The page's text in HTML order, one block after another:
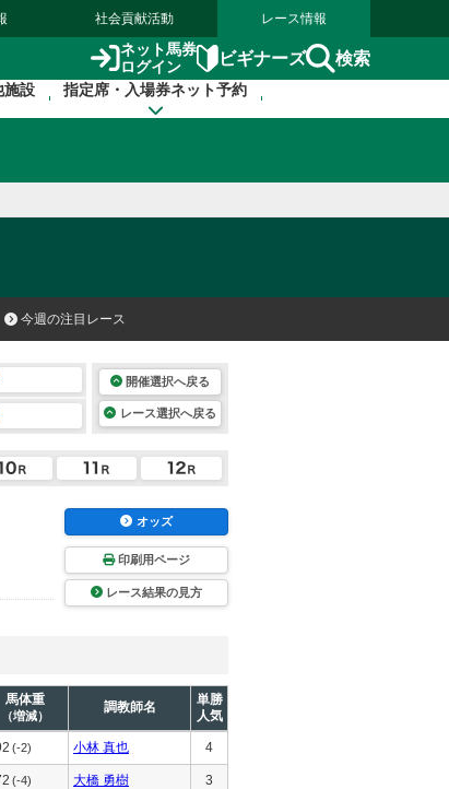
社会貢献活動 レース情報
ネット馬券
ログイン
ビギナーズ 検索
施設 指定席・入場券ネット予約
今週の注目レース
開催選択へ戻る
レース選択へ戻る
オッズ
印刷用ページ
レース結果の見方
馬体重
（増減）
調教師名
単勝
人気
(-2) 小林 真也 4
(-4) 大橋 勇樹 3